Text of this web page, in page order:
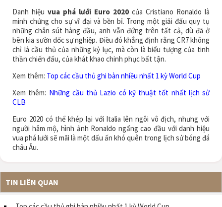
Danh hiệu vua phá lưới Euro 2020 của Cristiano Ronaldo là
minh chứng cho sự vĩ đại và bền bỉ. Trong một giải đấu quy tụ
những chân sút hàng đầu, anh vẫn đứng trên tất cả, dù đã ở
bên kia sườn dốc sự nghiệp. Điều đó khẳng định rằng CR7 không
chỉ là cầu thủ của những kỷ lục, mà còn là biểu tượng của tinh
thần chiến đấu, của khát khao chinh phục bất tận.
Xem thêm: Top các cầu thủ ghi bàn nhiều nhất 1 kỳ World Cup
Xem thêm: Những cầu thủ Lazio có kỹ thuật tốt nhất lịch sử
CLB
Euro 2020 có thể khép lại với Italia lên ngôi vô địch, nhưng với
người hâm mộ, hình ảnh Ronaldo ngẩng cao đầu với danh hiệu
vua phá lưới sẽ mãi là một dấu ấn khó quên trong lịch sử bóng đá
châu Âu.
TIN LIÊN QUAN